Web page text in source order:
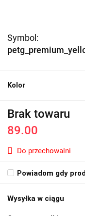
Symbol:
Kolor
Brak towaru
89.00
Do przechowalni
Powiadom gdy
Wysyłka w ciągu